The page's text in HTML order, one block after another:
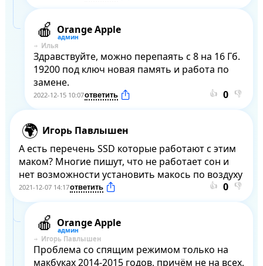
Orange Apple
Илья
Здравствуйте, можно перепаять с 8 на 16 Гб.
19200 под ключ новая память и работа по
замене.
2022-12-15 10:07 👍 👎
Игорь Павлышен
А есть перечень SSD которые работают с этим
маком? Многие пишут, что не работает сон и
нет возможности установить макось по воздуху
2021-12-07 14:17 👍 👎
Orange Apple
Игорь Павлышен
Проблема со спящим режимом только на
макбуках 2014-2015 годов, причём не на всех,